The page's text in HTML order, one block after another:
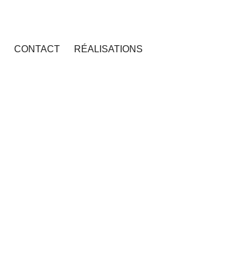
CONTACT RÉALISATIONS